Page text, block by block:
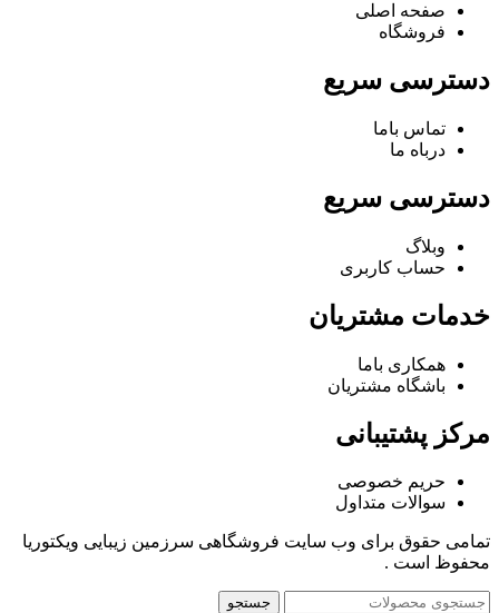
صفحه اصلی
فروشگاه
دسترسی سریع
تماس باما
درباه ما
دسترسی سریع
وبلاگ
حساب کاربری
خدمات مشتریان
همکاری باما
باشگاه مشتریان
مرکز پشتیبانی
حریم خصوصی
سوالات متداول
تمامی حقوق برای وب سایت فروشگاهی سرزمین زیبایی ویکتوریا
محفوظ است .
جستجو